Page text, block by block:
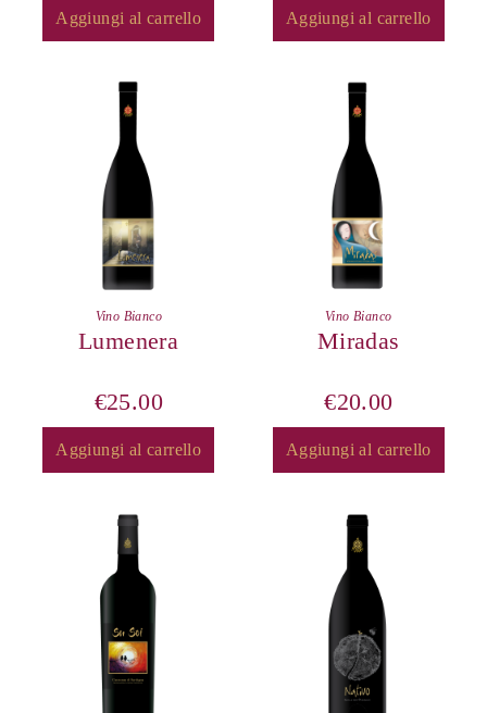
Aggiungi al carrello Aggiungi al carrello
Vino Bianco
Lumenera
€25.00
Aggiungi al carrello
Vino Bianco
Miradas
€20.00
Aggiungi al carrello